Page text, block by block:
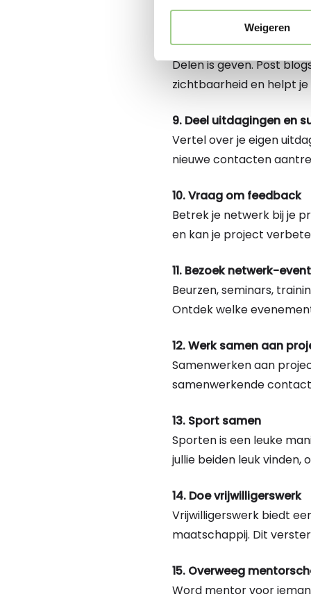
Weigeren
platform voor
8. Deel kennis online
Delen is geven. Post
zichtbaarheid en helpt
9. Deel uitdagingen en
Vertel over je eigen
nieuwe contacten
10. Vraag om feedback
Betrek je netwerk bij je
en kan je project
11. Bezoek netwerk-
Beurzen, seminars,
Ontdek welke
12. Werk samen aan
Samenwerken aan
samenwerkende
13. Sport samen
Sporten is een leuke
jullie beiden leuk vinden,
14. Doe vrijwilligerswerk
Vrijwilligerswerk biedt
maatschappij. Dit
15. Overweeg
Word mentor voor